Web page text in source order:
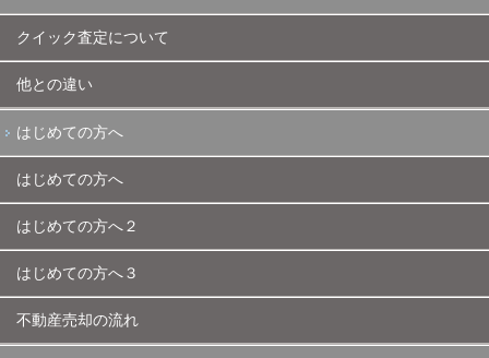
クイック査定について
他との違い
はじめての方へ
はじめての方へ
はじめての方へ２
はじめての方へ３
不動産売却の流れ